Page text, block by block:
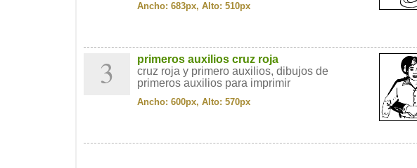
Ancho: 683px, Alto: 510px
3
primeros auxilios cruz roja
cruz roja y primero auxilios, dibujos de
primeros auxilios para imprimir
Ancho: 600px, Alto: 570px